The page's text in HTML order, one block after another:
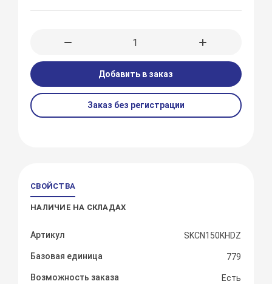
Добавить в заказ
Заказ без регистрации
СВОЙСТВА
НАЛИЧИЕ НА СКЛАДАХ
Артикул SKCN150KHDZ
Базовая единица 779
Возможность заказа Есть